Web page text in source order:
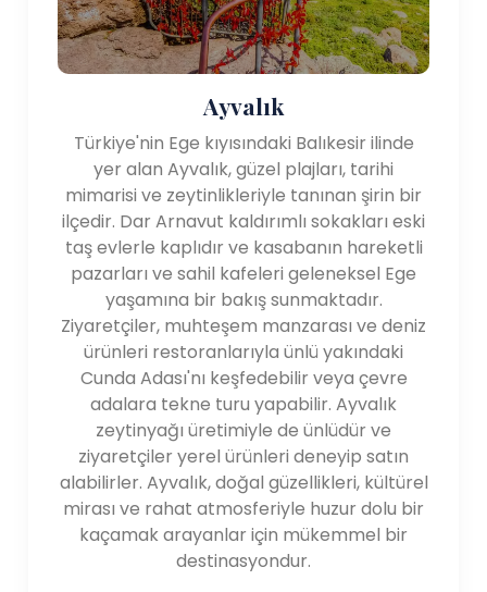
Ayvalık
Türkiye'nin Ege kıyısındaki Balıkesir ilinde
yer alan Ayvalık, güzel plajları, tarihi
mimarisi ve zeytinlikleriyle tanınan şirin bir
ilçedir. Dar Arnavut kaldırımlı sokakları eski
taş evlerle kaplıdır ve kasabanın hareketli
pazarları ve sahil kafeleri geleneksel Ege
yaşamına bir bakış sunmaktadır.
Ziyaretçiler, muhteşem manzarası ve deniz
ürünleri restoranlarıyla ünlü yakındaki
Cunda Adası'nı keşfedebilir veya çevre
adalara tekne turu yapabilir. Ayvalık
zeytinyağı üretimiyle de ünlüdür ve
ziyaretçiler yerel ürünleri deneyip satın
alabilirler. Ayvalık, doğal güzellikleri, kültürel
mirası ve rahat atmosferiyle huzur dolu bir
kaçamak arayanlar için mükemmel bir
destinasyondur.